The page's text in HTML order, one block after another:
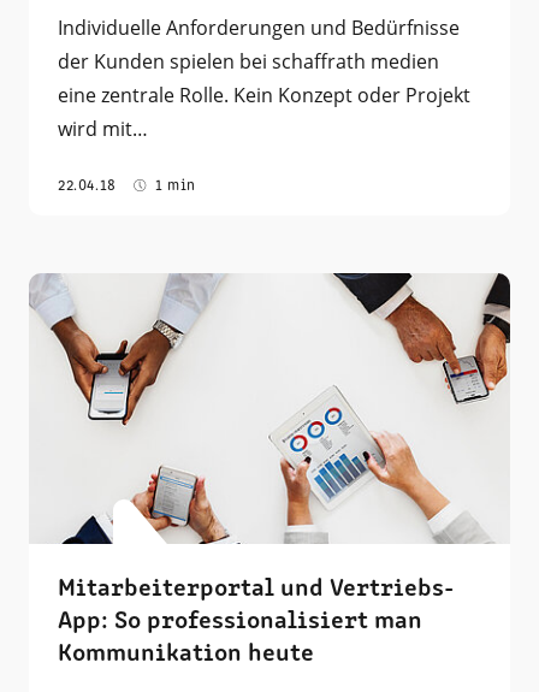
Individuelle Anforderungen und Bedürfnisse
der Kunden spielen bei schaffrath medien
eine zentrale Rolle. Kein Konzept oder Projekt
wird mit…
22.04.18 1 min
Mitarbeiterportal und Vertriebs-
App: So professionalisiert man
Kommunikation heute